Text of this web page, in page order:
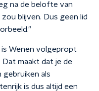
na de belofte van
blijven. Dus geen lid
Wenen volgepropt
maakt dat je de
gebruiken als
is dus altijd een